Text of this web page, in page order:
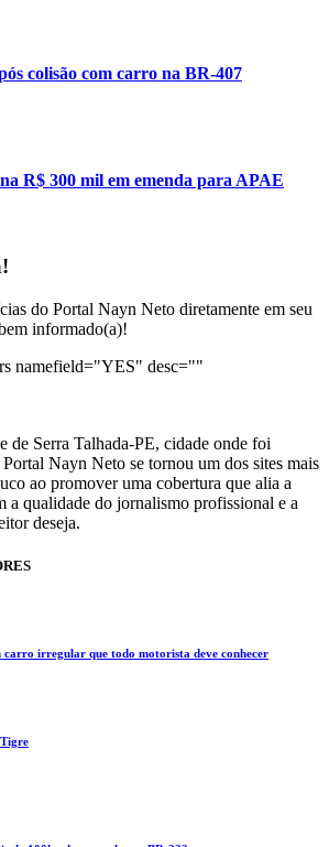
colisão com carro na BR-407
R$ 300 mil em emenda para APAE
do Portal Nayn Neto diretamente em seu
informado(a)!
namefield="YES" desc=""
de Serra Talhada-PE, cidade onde foi
Nayn Neto se tornou um dos sites mais
ao promover uma cobertura que alia a
a qualidade do jornalismo profissional e a
deseja.
carro irregular que todo motorista deve conhecer